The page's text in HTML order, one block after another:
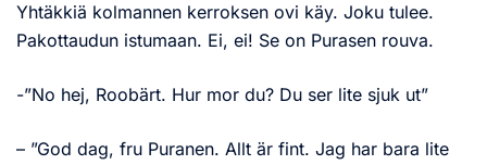
Yhtäkkiä kolmannen kerroksen ovi käy. Joku tulee.
Pakottaudun istumaan. Ei, ei! Se on Purasen rouva.
-”No hej, Roobärt. Hur mor du? Du ser lite sjuk ut”
– ”God dag, fru Puranen. Allt är fint. Jag har bara lite